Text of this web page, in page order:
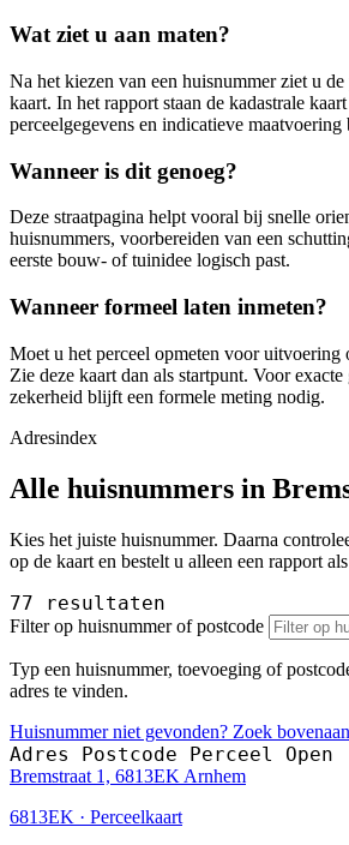
Wat ziet u aan maten?
Na het kiezen van een huisnummer ziet u
kaart. In het rapport staan de kadastrale
perceelgegevens en indicatieve maatvoering
Wanneer is dit genoeg?
Deze straatpagina helpt vooral bij snelle
huisnummers, voorbereiden van een
eerste bouw- of tuinidee logisch past.
Wanneer formeel laten inmeten?
Moet u het perceel opmeten voor uitvoering
Zie deze kaart dan als startpunt. Voor
zekerheid blijft een formele meting nodig.
Adresindex
Alle huisnummers in
Kies het juiste huisnummer. Daarna
op de kaart en bestelt u alleen een rapport
77 resultaten
Filter op huisnummer of postcode
Typ een huisnummer, toevoeging of
adres te vinden.
Huisnummer niet gevonden? Zoek
Adres Postcode Perceel Open
Bremstraat 1, 6813EK Arnhem
6813EK · Perceelkaart